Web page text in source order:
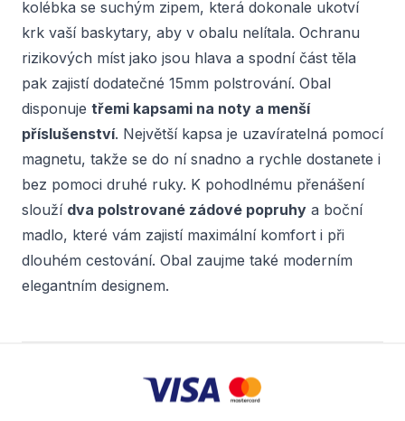
kolébka se suchým zipem, která dokonale ukotví
krk vaší baskytary, aby v obalu nelítala. Ochranu
rizikových míst jako jsou hlava a spodní část těla
pak zajistí dodatečné 15mm polstrování. Obal
disponuje třemi kapsami na noty a menší
příslušenství. Největší kapsa je uzavíratelná pomocí
magnetu, takže se do ní snadno a rychle dostanete i
bez pomoci druhé ruky. K pohodlnému přenášení
slouží dva polstrované zádové popruhy a boční
madlo, které vám zajistí maximální komfort i při
dlouhém cestování. Obal zaujme také moderním
elegantním designem.